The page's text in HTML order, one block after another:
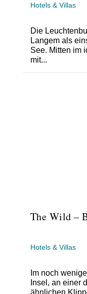
Hotels & Villas
Die
Langem als
See. Mitten im
mit...
The Wild –
Hotels & Villas
Im noch
Insel, an einer
ähnlichen